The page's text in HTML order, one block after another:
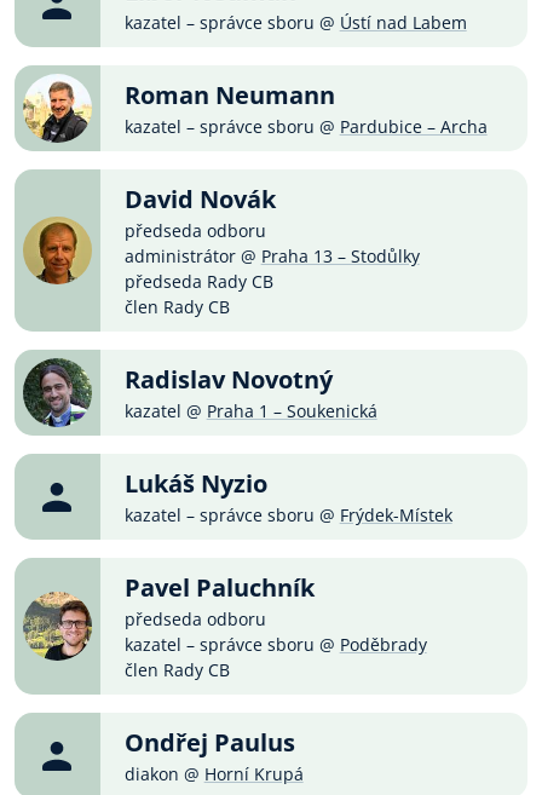
kazatel – správce sboru @ Ústí nad Labem
Roman Neumann
kazatel – správce sboru @ Pardubice – Archa
David Novák
předseda odboru
administrátor @ Praha 13 – Stodůlky
předseda Rady CB
člen Rady CB
Radislav Novotný
kazatel @ Praha 1 – Soukenická
Lukáš Nyzio
kazatel – správce sboru @ Frýdek-Místek
Pavel Paluchník
předseda odboru
kazatel – správce sboru @ Poděbrady
člen Rady CB
Ondřej Paulus
diakon @ Horní Krupá